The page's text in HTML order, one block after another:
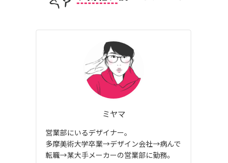
ミヤマ
営業部にいるデザイナー。
多摩美術大学卒業→デザイン会社→病んで
転職→某大手メーカーの営業部に勤務。